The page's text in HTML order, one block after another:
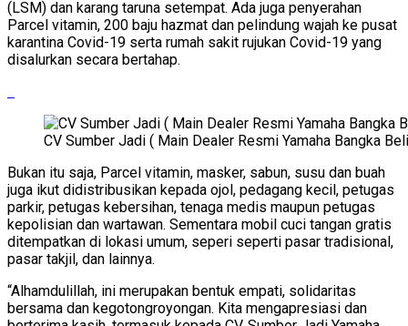
(LSM) dan karang taruna setempat. Ada juga penyerahan
Parcel vitamin, 200 baju hazmat dan pelindung wajah ke pusat
karantina Covid-19 serta rumah sakit rujukan Covid-19 yang
disalurkan secara bertahap.
CV Sumber Jadi ( Main Dealer Resmi Yamaha Bangka
Bukan itu saja, Parcel vitamin, masker, sabun, susu dan buah
juga ikut didistribusikan kepada ojol, pedagang kecil, petugas
parkir, petugas kebersihan, tenaga medis maupun petugas
kepolisian dan wartawan. Sementara mobil cuci tangan gratis
ditempatkan di lokasi umum, seperi seperti pasar tradisional,
pasar takjil, dan lainnya.
“Alhamdulillah, ini merupakan bentuk empati, solidaritas
bersama dan kegotongroyongan. Kita mengapresiasi dan